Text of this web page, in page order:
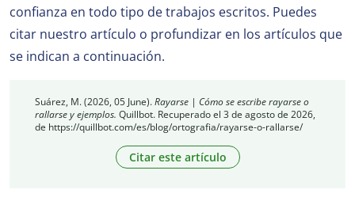
confianza en todo tipo de trabajos escritos. Puedes
citar nuestro artículo o profundizar en los artículos que
se indican a continuación.
Suárez, M. (2026, 05 June).Rayarse | Cómo se escribe rayarse o
rallarse y ejemplos. Quillbot. Recuperado el 3 de agosto de 2026,
de https://quillbot.com/es/blog/ortografia/rayarse-o-rallarse/
Citar este artículo